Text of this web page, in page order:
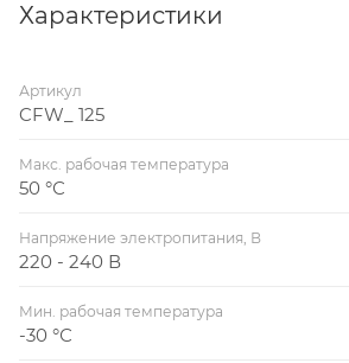
Характеристики
Артикул
CFW_ 125
Макс. рабочая температура
50 °С
Напряжение электропитания, В
220 - 240 В
Мин. рабочая температура
-30 °С